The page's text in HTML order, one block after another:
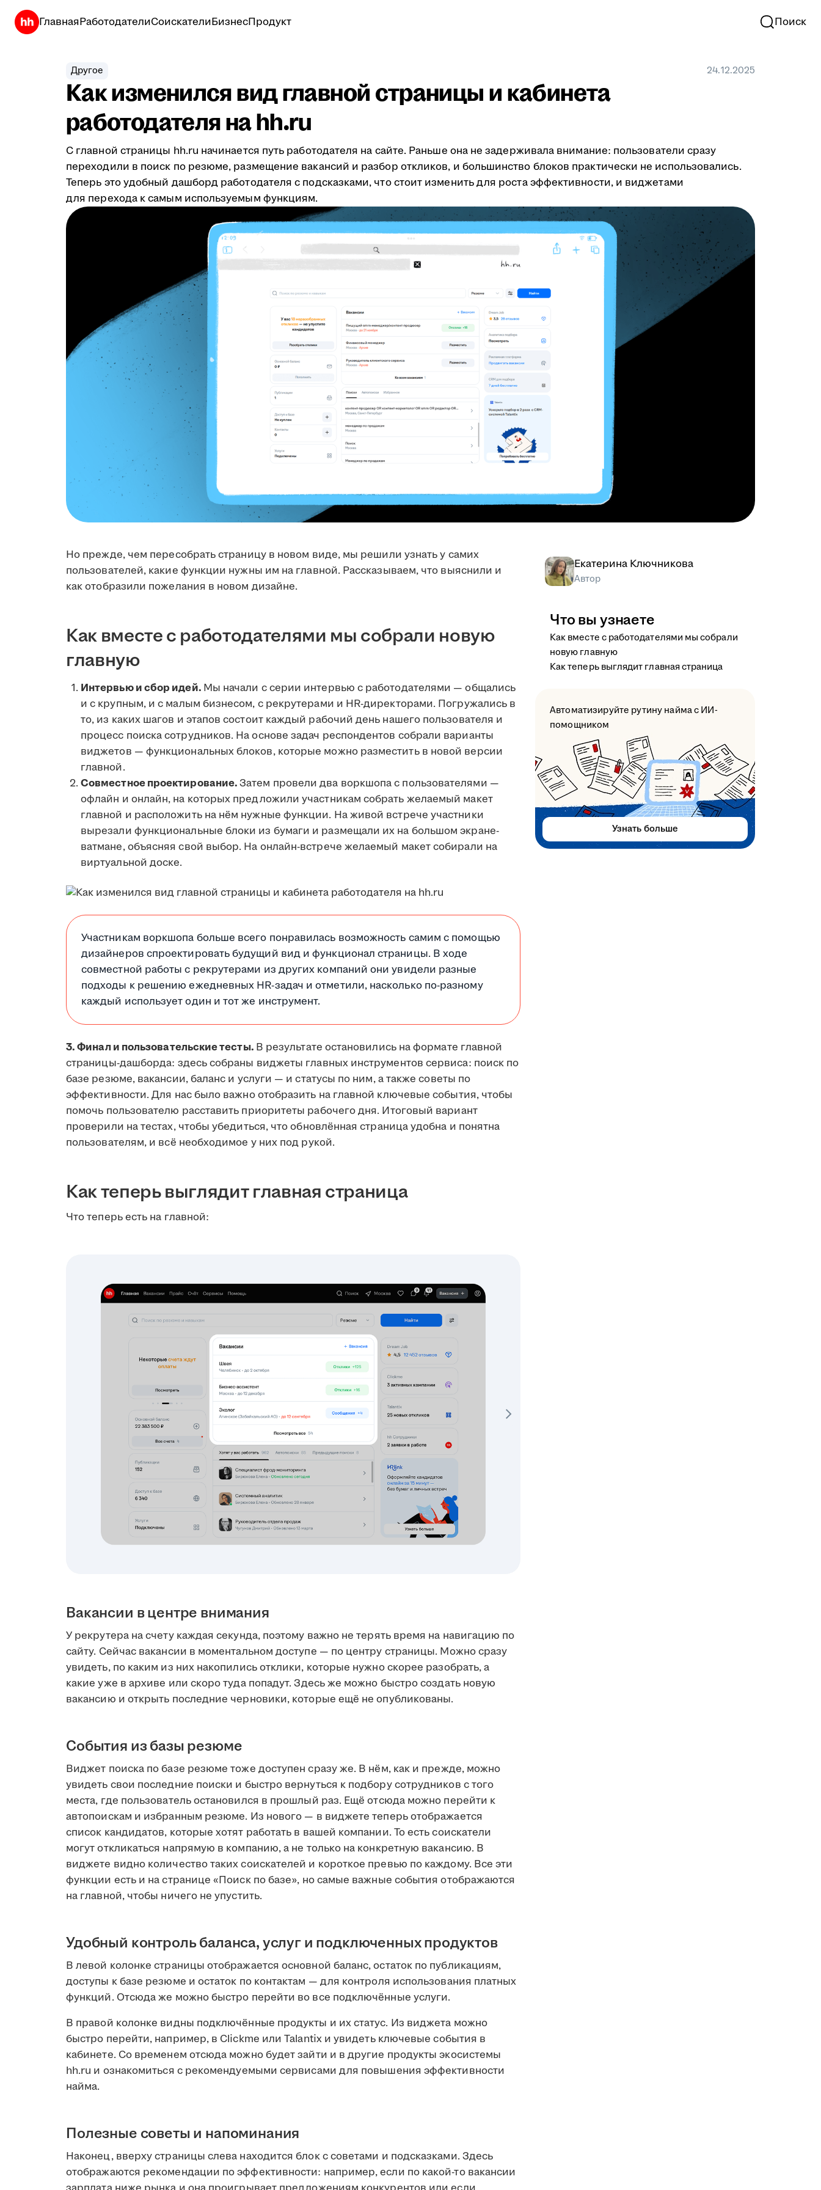
ГлавнаяРаботодателиСоискателиБизнесПродукт Поиск
Другое 24.12.2025
Как изменился вид главной страницы и кабинета
работодателя на hh.ru
C главной страницы hh.ru начинается путь работодателя на сайте. Раньше она не задерживала внимание: пользователи сразу
переходили в поиск по резюме, размещение вакансий и разбор откликов, и большинство блоков практически не использовались.
Теперь это удобный дашборд работодателя с подсказками, что стоит изменить для роста эффективности, и виджетами
для перехода к самым используемым функциям.
Но прежде, чем пересобрать страницу в новом виде, мы решили узнать у самих
пользователей, какие функции нужны им на главной. Рассказываем, что выяснили и
как отобразили пожелания в новом дизайне.
Как вместе с работодателями мы собрали новую
главную
Интервью и сбор идей. Мы начали с серии интервью с работодателями — общались
и с крупным, и с малым бизнесом, с рекрутерами и HR-директорами. Погружались в
то, из каких шагов и этапов состоит каждый рабочий день нашего пользователя и
процесс поиска сотрудников. На основе задач респондентов собрали варианты
виджетов — функциональных блоков, которые можно разместить в новой версии
главной.
Совместное проектирование.Затем провели два воркшопа с пользователями —
офлайн и онлайн, на которых предложили участникам собрать желаемый макет
главной и расположить на нём нужные функции. На живой встрече участники
вырезали функциональные блоки из бумаги и размещали их на большом экране-
ватмане, объясняя свой выбор. На онлайн-встрече желаемый макет собирали на
виртуальной доске.
Участникам воркшопа больше всего понравилась возможность самим с помощью
дизайнеров спроектировать будущий вид и функционал страницы. В ходе
совместной работы с рекрутерами из других компаний они увидели разные
подходы к решению ежедневных HR-задач и отметили, насколько по-разному
каждый использует один и тот же инструмент.
3. Финал и пользовательские тесты. В результате остановились на формате главной
страницы-дашборда: здесь собраны виджеты главных инструментов сервиса: поиск по
базе резюме, вакансии, баланс и услуги — и статусы по ним, а также советы по
эффективности. Для нас было важно отобразить на главной ключевые события, чтобы
помочь пользователю расставить приоритеты рабочего дня. Итоговый вариант
проверили на тестах, чтобы убедиться, что обновлённая страница удобна и понятна
пользователям, и всё необходимое у них под рукой.
Как теперь выглядит главная страница
Что теперь есть на главной:
Вакансии в центре внимания
У рекрутера на счету каждая секунда, поэтому важно не терять время на навигацию по
сайту. Сейчас вакансии в моментальном доступе — по центру страницы. Можно сразу
увидеть, по каким из них накопились отклики, которые нужно скорее разобрать, а
какие уже в архиве или скоро туда попадут. Здесь же можно быстро создать новую
вакансию и открыть последние черновики, которые ещё не опубликованы.
События из базы резюме
Виджет поиска по базе резюме тоже доступен сразу же. В нём, как и прежде, можно
увидеть свои последние поиски и быстро вернуться к подбору сотрудников с того
места, где пользователь остановился в прошлый раз. Ещё отсюда можно перейти к
автопоискам и избранным резюме. Из нового — в виджете теперь отображается
список кандидатов, которые хотят работать в вашей компании. То есть соискатели
могут откликаться напрямую в компанию, а не только на конкретную вакансию. В
виджете видно количество таких соискателей и короткое превью по каждому. Все эти
функции есть и на странице «Поиск по базе», но самые важные события отображаются
на главной, чтобы ничего не упустить.
Удобный контроль баланса, услуг и подключенных продуктов
В левой колонке страницы отображается основной баланс, остаток по публикациям,
доступы к базе резюме и остаток по контактам — для контроля использования платных
функций. Отсюда же можно быстро перейти во все подключённые услуги.
В правой колонке видны подключённые продукты и их статус. Из виджета можно
быстро перейти, например, в Clickme или Talantix и увидеть ключевые события в
кабинете. Со временем отсюда можно будет зайти и в другие продукты экосистемы
hh.ru и ознакомиться с рекомендуемыми сервисами для повышения эффективности
найма.
Полезные советы и напоминания
Наконец, вверху страницы слева находится блок с советами и подсказками. Здесь
отображаются рекомендации по эффективности: например, если по какой-то вакансии
Екатерина Ключникова
Автор
Что вы узнаете
Как вместе с работодателями мы собрали
новую главную
Как теперь выглядит главная страница
Автоматизируйте рутину найма с ИИ-
помощником
Узнать больше